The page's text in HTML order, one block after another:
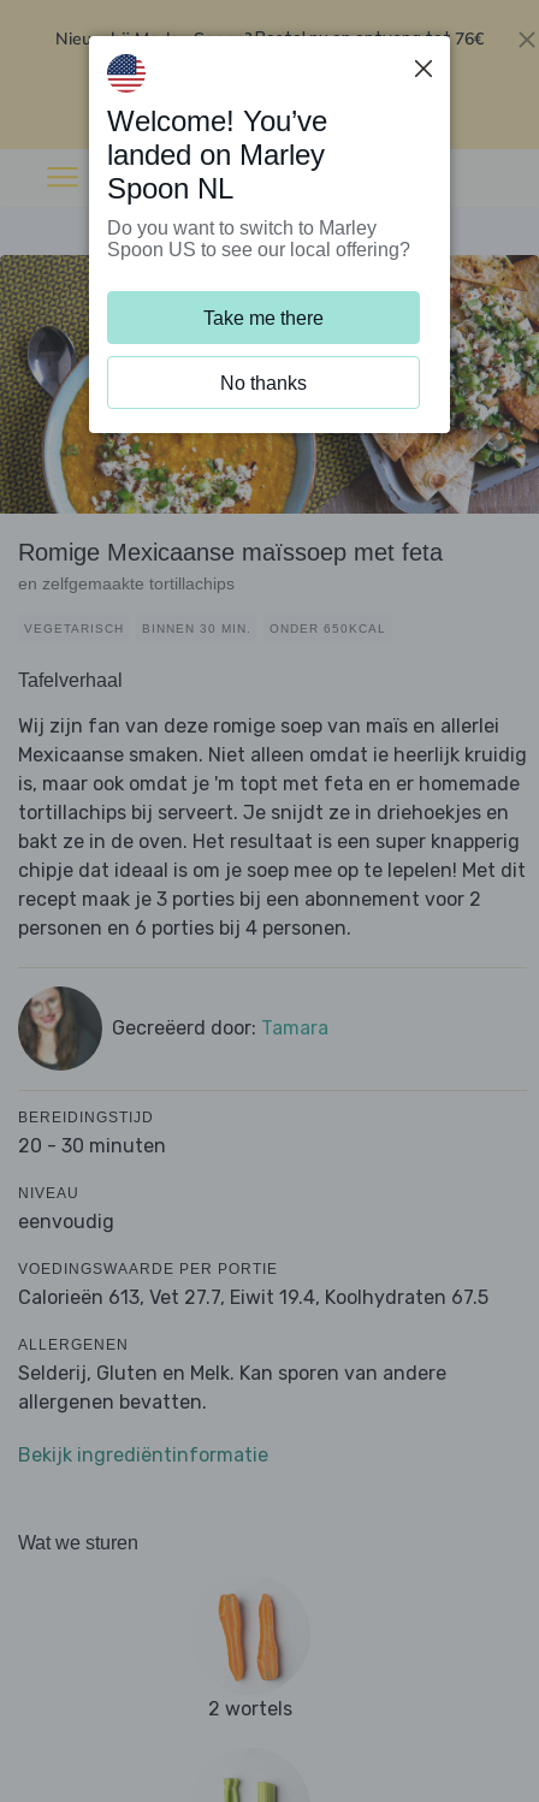
Nieuw bij Marley Spoon?Bestel nu en ontvang tot 76€
Romige Mexicaanse maïssoep met feta
en zelfgemaakte tortillachips
VEGETARISCH BINNEN 30 MIN. ONDER 650KCAL
Tafelverhaal
Wij zijn fan van deze romige soep van maïs en allerlei
Mexicaanse smaken. Niet alleen omdat ie heerlijk kruidig
is, maar ook omdat je 'm topt met feta en er homemade
tortillachips bij serveert. Je snijdt ze in driehoekjes en
bakt ze in de oven. Het resultaat is een super knapperig
chipje dat ideaal is om je soep mee op te lepelen! Met dit
recept maak je 3 porties bij een abonnement voor 2
personen en 6 porties bij 4 personen.
Gecreëerd door: Tamara
BEREIDINGSTIJD
20 - 30 minuten
NIVEAU
eenvoudig
VOEDINGSWAARDE PER PORTIE
Calorieën 613, Vet 27.7, Eiwit 19.4, Koolhydraten 67.5
ALLERGENEN
Selderij, Gluten en Melk. Kan sporen van andere
allergenen bevatten.
Bekijk ingrediëntinformatie
Wat we sturen
2 wortels
Welcome! You’ve
landed on Marley
Spoon NL
Do you want to switch to Marley
Spoon US to see our local offering?
Take me there
No thanks